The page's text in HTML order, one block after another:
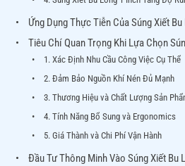
Ứng Dụng Thực Tiễn Của Súng Xiết
Tiêu Chí Quan Trọng Khi Lựa Chọn
1. Xác Định Nhu Cầu Công Việc Cụ Thể
2. Đảm Bảo Nguồn Khí Nén Đủ Mạnh
3. Thương Hiệu và Chất Lượng Sản
4. Tính Năng Bổ Sung và Ergonomics
5. Giá Thành và Chi Phí Vận Hành
Đầu Tư Thông Minh Vào Súng Xiết Bu